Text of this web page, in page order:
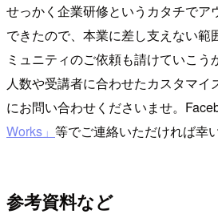
せっかく企業研修というカタチでア
できたので、本業に差し支えない範
ミュニティのご依頼も請けていこう
人数や受講者に合わせたカスタマイ
にお問い合わせくださいませ。
Works」 等でご連絡いただければ幸い
参考資料など